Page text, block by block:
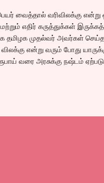
வைத்தால் வரிவிலக்கு என்று
எதிர் கருத்துக்கள்
தமிழக முதல்வர் அவர்கள் செய்த
விலக்கு என்று வரும் போது
வரை அரசுக்கு நஷ்டம்
ரூபாய் வரி என்றால்
திரையரங்குக்கு வந்து படம்